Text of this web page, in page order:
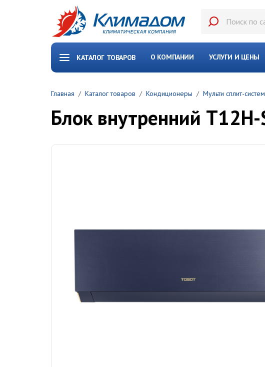
Перейти к основному содержанию
КАТАЛОГ ТОВАРОВ
О КОМПАНИИ УСЛУГИ И ЦЕНЫ
Главная Каталог товаров Кондиционеры Мульти сплит-
Блок внутренний T12H-